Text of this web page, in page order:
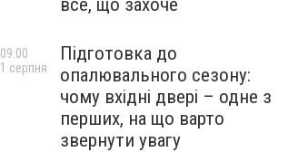
все, що захоче
Підготовка до
опалювального сезону:
чому вхідні двері – одне з
перших, на що варто
звернути увагу
09:00
1 серпня